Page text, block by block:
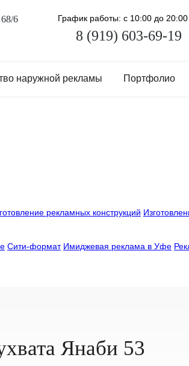
6
График работы: с 10:00 до 20:00
8 (919) 603-69-19
наружной рекламы Портфолио
рекламных конструкций
Сити-формат Имиджевая реклама в Уфе
Янаби 53